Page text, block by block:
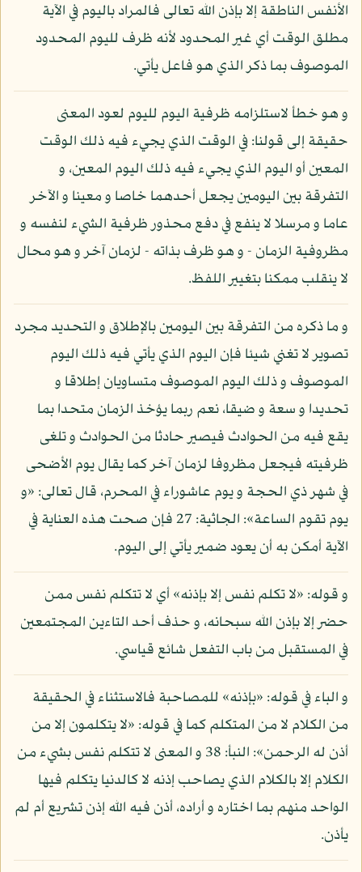
الأنفس الناطقة إلا بإذن الله تعالى فالمراد باليوم في الآية
مطلق الوقت أي غير المحدود لأنه ظرف لليوم المحدود
الموصوف بما ذكر الذي هو فاعل يأتي.
و هو خطأ لاستلزامه ظرفية اليوم لليوم لعود المعنى
حقيقة إلى قولنا: في الوقت الذي يجيء فيه ذلك الوقت
المعين أو اليوم الذي يجيء فيه ذلك اليوم المعين، و
التفرقة بين اليومين يجعل أحدهما خاصا و معينا و الآخر
عاما و مرسلا لا ينفع في دفع محذور ظرفية الشيء لنفسه و
مظروفية الزمان - و هو ظرف بذاته - لزمان آخر و هو محال
لا ينقلب ممكنا بتغيير اللفظ.
و ما ذكره من التفرقة بين اليومين بالإطلاق و التحديد مجرد
تصوير لا تغني شيئا فإن اليوم الذي يأتي فيه ذلك اليوم
الموصوف و ذلك اليوم الموصوف متساويان إطلاقا و
تحديدا و سعة و ضيقا، نعم ربما يؤخذ الزمان متحدا بما
يقع فيه من الحوادث فيصير حادثا من الحوادث و تلغى
ظرفيته فيجعل مظروفا لزمان آخر كما يقال يوم الأضحى
في شهر ذي الحجة و يوم عاشوراء في المحرم، قال تعالى: «و
يوم تقوم الساعة»: الجاثية: 27 فإن صحت هذه العناية في
الآية أمكن به أن يعود ضمير يأتي إلى اليوم.
و قوله: «لا تكلم نفس إلا بإذنه» أي لا تتكلم نفس ممن
حضر إلا بإذن الله سبحانه، و حذف أحد التاءين المجتمعين
في المستقبل من باب التفعل شائع قياسي.
و الباء في قوله: «بإذنه» للمصاحبة فالاستثناء في الحقيقة
من الكلام لا من المتكلم كما في قوله: «لا يتكلمون إلا من
أذن له الرحمن»: النبأ: 38 و المعنى لا تتكلم نفس بشيء من
الكلام إلا بالكلام الذي يصاحب إذنه لا كالدنيا يتكلم فيها
الواحد منهم بما اختاره و أراده، أذن فيه الله إذن تشريع أم لم
يأذن.